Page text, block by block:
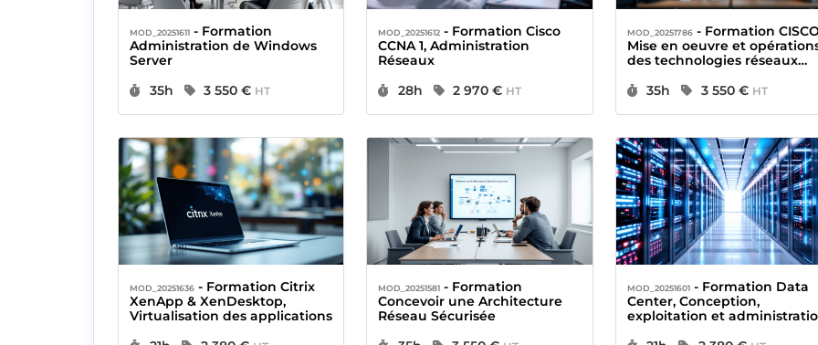
MOD_20251611 - Formation
Administration de Windows
Server
Durée :
35h Prix :
3 550 € HT
MOD_20251612 - Formation Cisco
CCNA 1, Administration
Réseaux
Durée :
28h Prix :
2 970 € HT
MOD_20251786- Formation CISCO,
Mise en oeuvre et
des technologies réseaux
Certification
Durée :
35h Prix :
3 550 € HT
MOD_20251636 - Formation Citrix
XenApp & XenDesktop,
Virtualisation des applications
MOD_20251581 - Formation
Concevoir une Architecture
Réseau Sécurisée
MOD_20251601- Formation Data
Center, Conception,
exploitation et